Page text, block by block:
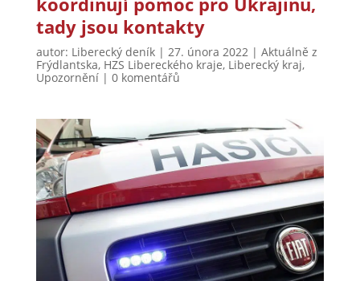
tady jsou kontakty
autor: Liberecký deník| 27. února 2022 | Aktuálně z
Frýdlantska, HZS Libereckého kraje, Liberecký kraj,
Upozornění| 0 komentářů